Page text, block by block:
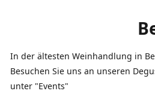
In der ältesten Weinhandlung in
Besuchen Sie uns an unseren
unter "Events"